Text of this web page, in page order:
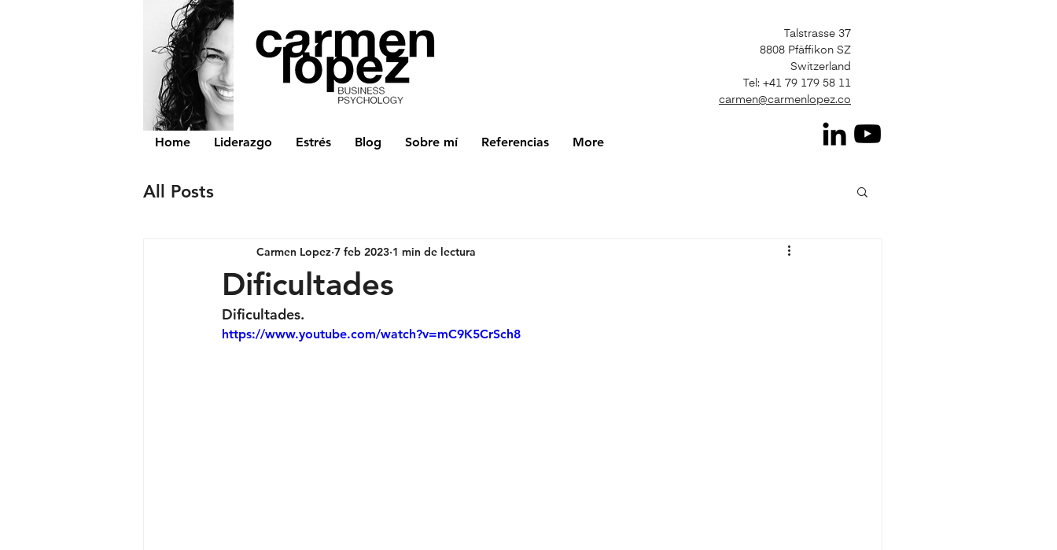
Talstrasse 37
8808 Pfäffikon SZ
Switzerland
Tel: +41 79 179 58 11
carmen@carmenlopez.co
Home Liderazgo Estrés Blog Sobre mí Referencias More
All Posts
Dificultades
Carmen Lopez 7 feb 2023 1 min de lectura
Dificultades.
https://www.youtube.com/watch?v=mC9K5CrSch8